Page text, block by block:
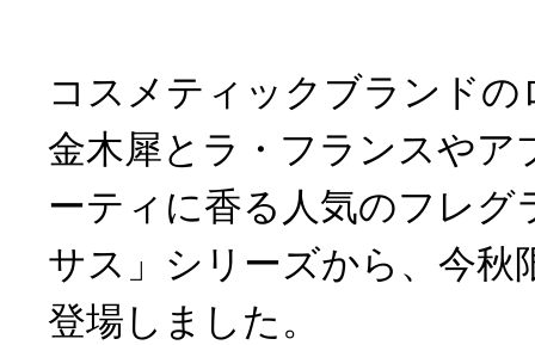
コスメティックブランド
金木犀とラ・フランスやア
ーティに香る人気のフレグ
サス」シリーズから、今秋
登場しました。